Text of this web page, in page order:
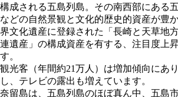
構成される五島列島。その南西部にある
などの自然景観と文化的歴史的資産が豊
界文化遺産に登録された「長崎と天草地
連遺産」の構成資産を有する、注目度上
す。
観光客（年間約21万人）は増加傾向にあ
し、テレビの露出も増えています。
奈留島は、五島列島のほぼ真ん中、五島